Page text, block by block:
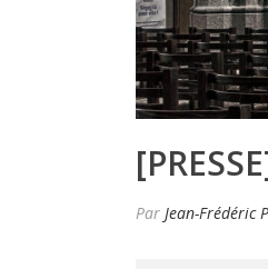
Par Jean-Frédéric